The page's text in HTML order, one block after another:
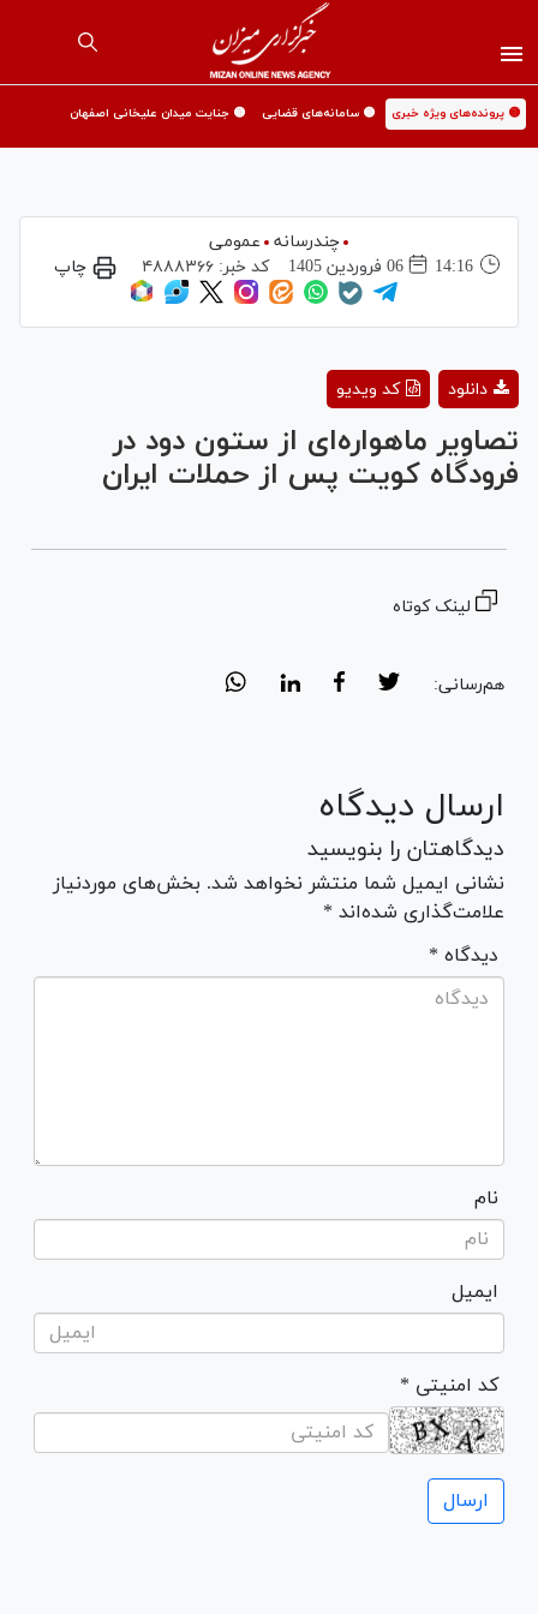
🟡 پرونده‌های ویژه خبری 🟡 سامانه‌های قضایی 🟡 جنایت میدان علیخانی اصفهان
چندرسانه
عمومی
14:16
06 فروردين 1405 کد خبر:۴۸۸۸۳۶۶ چاپ
Video
کد ویدیو دانلود
تصاویر ماهواره‌ای از ستون دود در
فرودگاه کویت پس از حملات ایران
لینک کوتاه
هم‌رسانی:
ارسال دیدگاه
دیدگاهتان را بنویسید
نشانی ایمیل شما منتشر نخواهد شد. بخش‌های موردنیاز
علامت‌گذاری شده‌اند *
* دیدگاه
نام
ایمیل
* کد امنیتی